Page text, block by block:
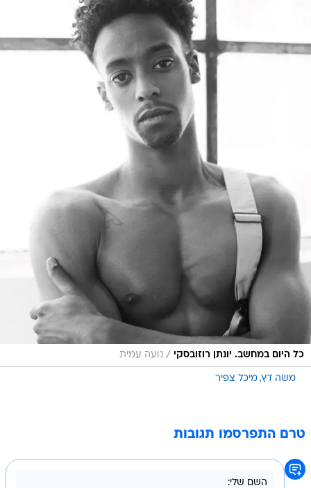
כל היום במחשב. יונתן רוזובסקי / נועה עמית
משה דץ מיכל צפיר
טרם התפרסמו תגובות